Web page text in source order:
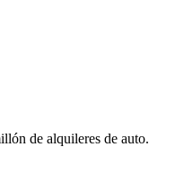
de alquileres de auto.